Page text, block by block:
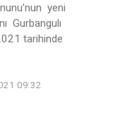
yeni
Gurbangulı
tarihinde
09:32